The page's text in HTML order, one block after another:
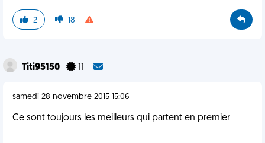
2 18
Titi95150
samedi 28 novembre 2015 15:06
Ce sont toujours les meilleurs qui partent en premier